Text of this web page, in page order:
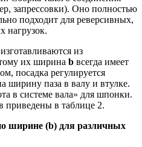
запрессовки). Оно полностью
подходит для реверсивных,
нагрузок.
из
их ширина b всегда имеет
посадка регулируется
ширину паза в валу и втулке.
в системе вала» для шпонки.
приведены в таблице 2.
ширине (b) для различных